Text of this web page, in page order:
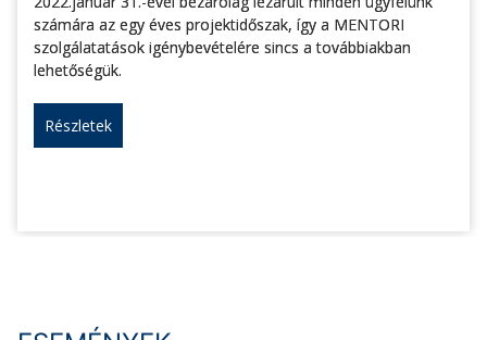
számára az egy éves projektidőszak, így a MENTORI
szolgálatatások igénybevételére sincs a továbbiakban
lehetőségük.
Részletek